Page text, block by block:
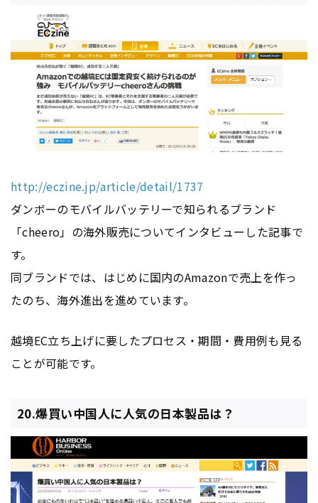
http://eczine.jp/article/detail/1737
ダンボーのモバイルバッテリーで知られるブランド
「cheero」の海外販売についてインタビューした記事で
す。
同ブランドでは、はじめに国内のAmazonで売上を作っ
たのち、海外進出を進めています。
越境EC立ち上げに要したプロセス・期間・費用例も見る
ことが可能です。
20.爆買い中国人に人気の日本製品は？